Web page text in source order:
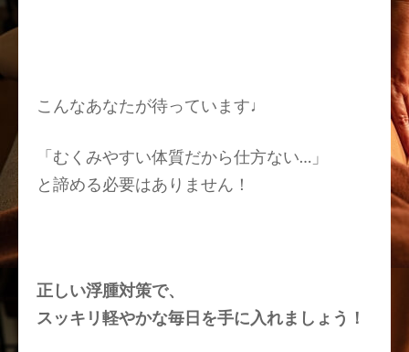
こんなあなたが待っています♩
「むくみやすい体質だから仕方ない… 」
と諦める必要はありません！
正しい浮腫対策で、
スッキリ軽やかな毎日を手に入れましょう！